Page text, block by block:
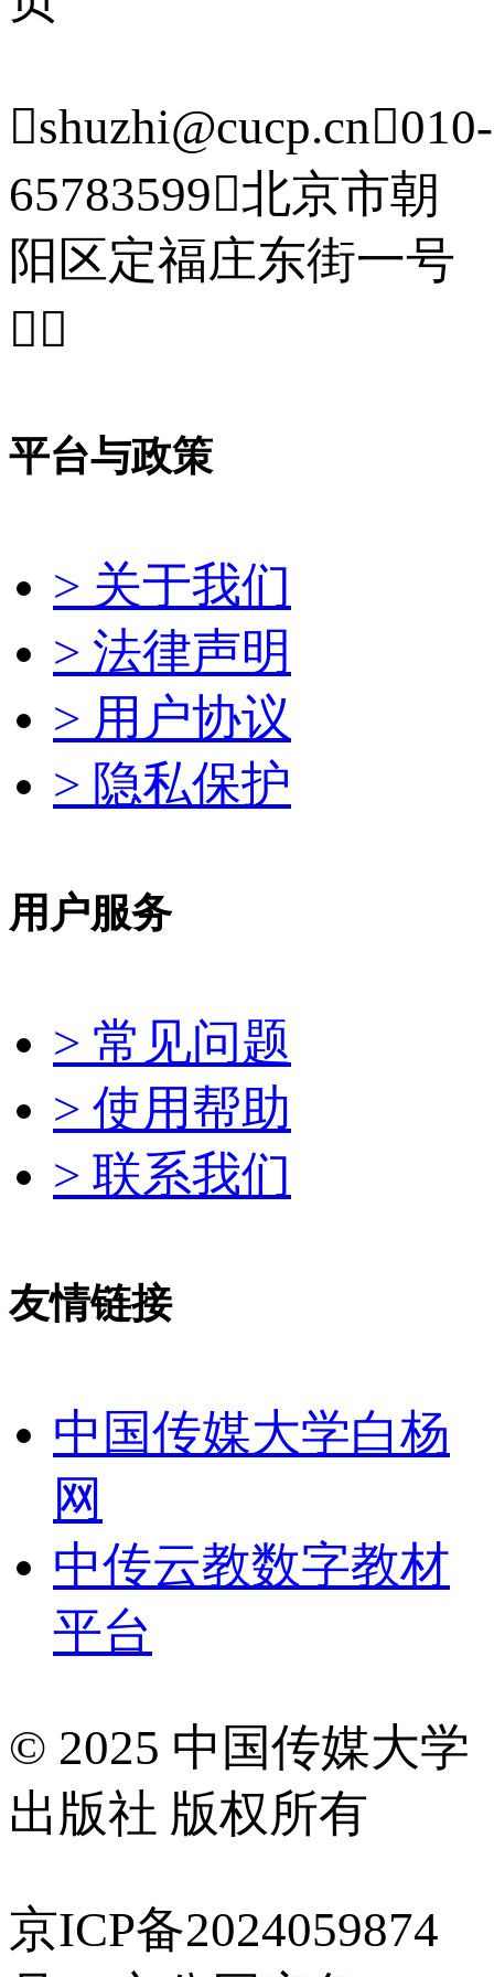
shuzhi@cucp.cn010-
65783599北京市朝
阳区定福庄东街一号

平台与政策
> 关于我们
> 法律声明
> 用户协议
> 隐私保护
用户服务
> 常见问题
> 使用帮助
> 联系我们
友情链接
中国传媒大学白杨
网
中传云教数字教材
平台
© 2025 中国传媒大学
出版社 版权所有
京ICP备2024059874